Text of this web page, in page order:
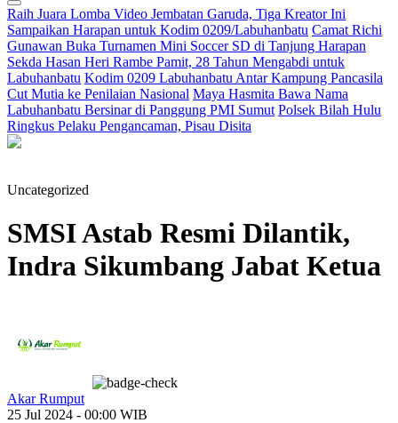
Raih Juara Lomba Video Jembatan Garuda, Tiga Kreator Ini
Sampaikan Harapan untuk Kodim 0209/Labuhanbatu Camat Richi
Gunawan Buka Turnamen Mini Soccer SD di Tanjung Harapan
Sekda Hasan Heri Rambe Pamit, 28 Tahun Mengabdi untuk
Labuhanbatu Kodim 0209 Labuhanbatu Antar Kampung Pancasila
Cut Mutia ke Penilaian Nasional Maya Hasmita Bawa Nama
Labuhanbatu Bersinar di Panggung PMI Sumut Polsek Bilah Hulu
Ringkus Pelaku Pengancaman, Pisau Disita
Uncategorized
SMSI Astab Resmi Dilantik,
Indra Sikumbang Jabat Ketua
Akar Rumput
25 Jul 2024 - 00:00 WIB